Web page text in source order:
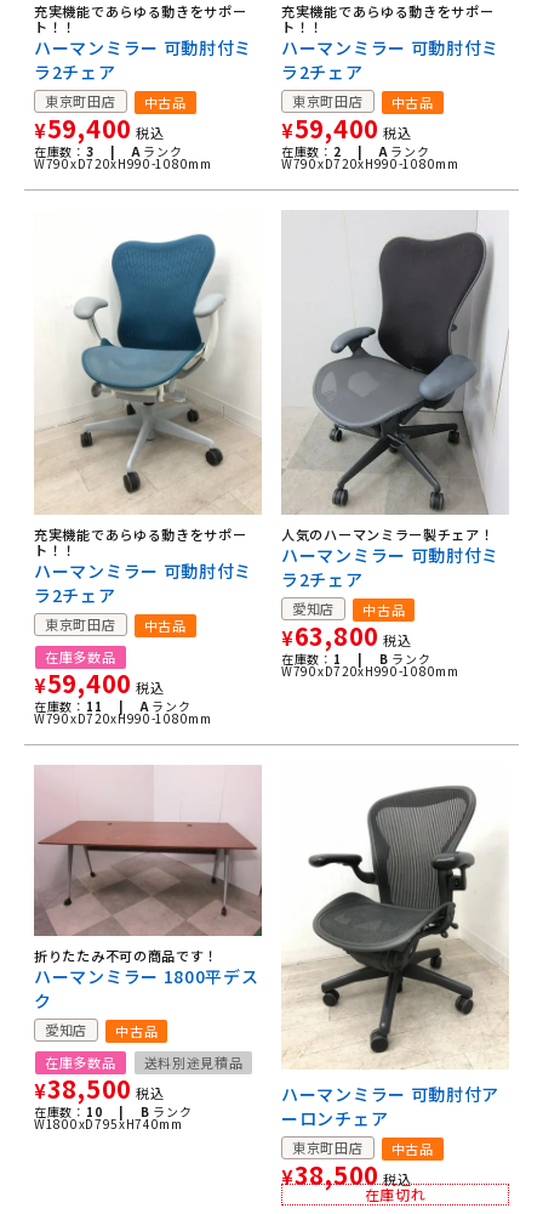
充実機能であらゆる動きをサポー
ト！！
ハーマンミラー 可動肘付ミ
ラ2チェア
東京町田店 中古品
¥59,400 税込
在庫数： 3 | Aランク
W790xD720xH990-1080mm
充実機能であらゆる動きをサポー
ト！！
ハーマンミラー 可動肘付ミ
ラ2チェア
東京町田店 中古品
¥59,400 税込
在庫数： 2 | Aランク
W790xD720xH990-1080mm
充実機能であらゆる動きをサポー
ト！！
ハーマンミラー 可動肘付ミ
ラ2チェア
東京町田店
中古品
在庫多数品
¥59,400 税込
在庫数： 11 | Aランク
W790xD720xH990-1080mm
人気のハーマンミラー製チェア！
ハーマンミラー 可動肘付ミ
ラ2チェア
愛知店 中古品
¥63,800 税込
在庫数： 1 | B ランク
W790xD720xH990-1080mm
折りたたみ不可の商品です！
ハーマンミラー 1800平デス
ク
愛知店
中古品
在庫多数品
送料別途見積品
¥38,500 税込
在庫数： 10 | B ランク
W1800xD795xH740mm
ハーマンミラー 可動肘付ア
ーロンチェア
東京町田店 中古品
¥38,500 税込
在庫切れ